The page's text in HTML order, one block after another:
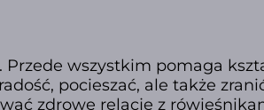
wszystkim pomaga
pocieszać, ale także
zdrowe relacje z